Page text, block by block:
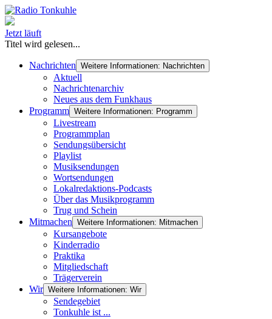
Jetzt läuft
Titel wird gelesen...
Nachrichten Weitere Informationen: Nachrichten
Aktuell
Nachrichtenarchiv
Neues aus dem Funkhaus
Programm Weitere Informationen: Programm
Livestream
Programmplan
Sendungsübersicht
Playlist
Musiksendungen
Wortsendungen
Lokalredaktions-Podcasts
Über das Musikprogramm
Trug und Schein
Mitmachen Weitere Informationen: Mitmachen
Kursangebote
Kinderradio
Praktika
Mitgliedschaft
Trägerverein
Wir Weitere Informationen: Wir
Sendegebiet
Tonkuhle ist ...